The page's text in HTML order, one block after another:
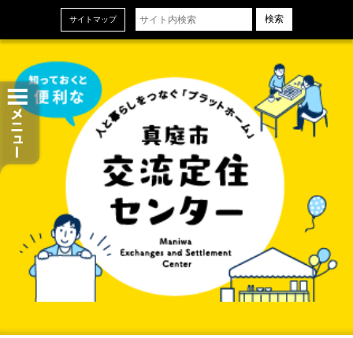
交流定住センターについて
センターの設備とサービス
ご利用申し込み
センタースタッフ＆地域おこし協力隊
当センターの概要
サイトマップ